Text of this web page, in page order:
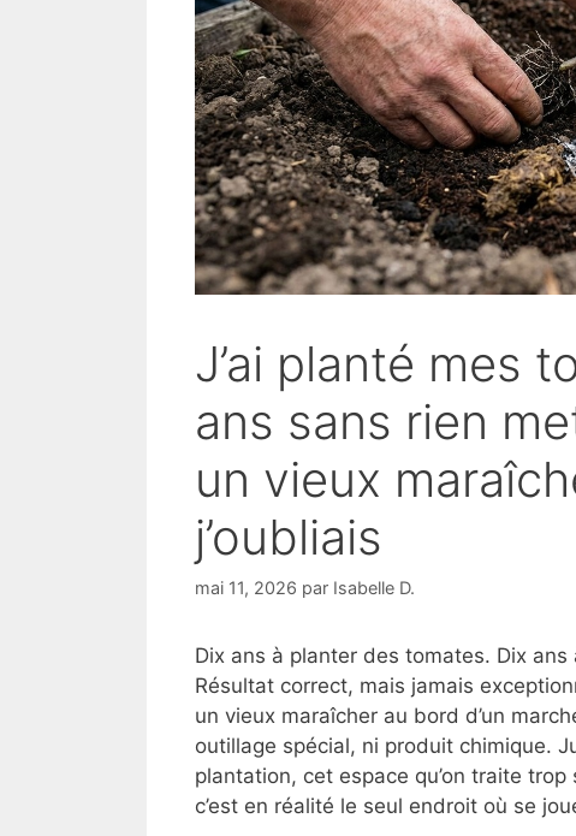
J’ai planté mes
ans sans rien
un vieux
j’oubliais
mai 11, 2026 par Isabelle D.
Dix ans à planter des tomates. Dix
Résultat correct, mais jamais
un vieux maraîcher au bord d’un
outillage spécial, ni produit chimique.
plantation, cet espace qu’on traite
c’est en réalité le seul endroit où se